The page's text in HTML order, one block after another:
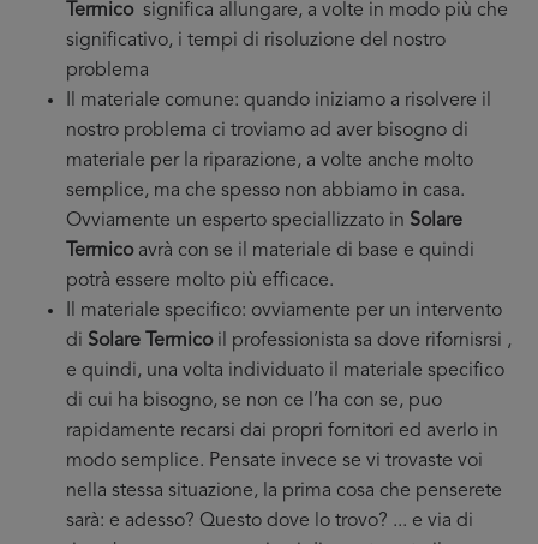
Termico significa allungare, a volte in modo più che
significativo, i tempi di risoluzione del nostro
problema
Il materiale comune: quando iniziamo a risolvere il
nostro problema ci troviamo ad aver bisogno di
materiale per la riparazione, a volte anche molto
semplice, ma che spesso non abbiamo in casa.
Ovviamente un esperto speciallizzato in Solare
Termicoavrà con se il materiale di base e quindi
potrà essere molto più efficace.
Il materiale specifico: ovviamente per un intervento
di Solare Termicoil professionista sa dove rifornisrsi ,
e quindi, una volta individuato il materiale specifico
di cui ha bisogno, se non ce l’ha con se, puo
rapidamente recarsi dai propri fornitori ed averlo in
modo semplice. Pensate invece se vi trovaste voi
nella stessa situazione, la prima cosa che penserete
sarà: e adesso? Questo dove lo trovo? ... e via di